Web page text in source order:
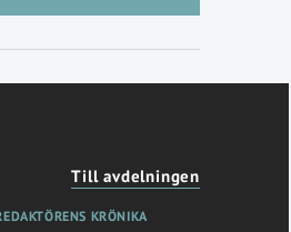
Till avdelningen
KRÖNIKA